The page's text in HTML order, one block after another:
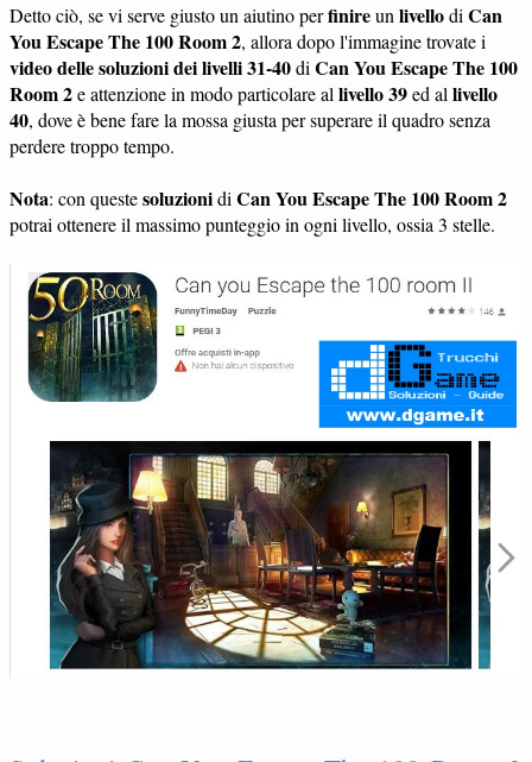
Detto ciò, se vi serve giusto un aiutino perfinireun livellodi Can
You Escape The 100 Room 2, allora dopo l'immagine trovate i
video delle soluzioni dei livelli 31-40di Can You Escape The 100
Room 2e attenzione in modo particolare al livello 39ed al livello
40, dove è bene fare la mossa giusta per superare il quadro senza
perdere troppo tempo.
Nota: con questesoluzionidi Can You Escape The 100 Room 2
potrai ottenere il massimo punteggio in ogni livello, ossia 3 stelle.